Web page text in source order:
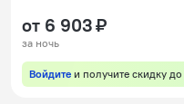
от 6 903 ₽
за ночь
Войдите и получите скидку до